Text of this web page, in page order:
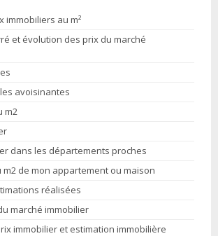
immobiliers au m²
et évolution des prix du marché
avoisinantes
m2
dans les départements proches
m2 de mon appartement ou maison
réalisées
marché immobilier
immobilier et estimation immobilière